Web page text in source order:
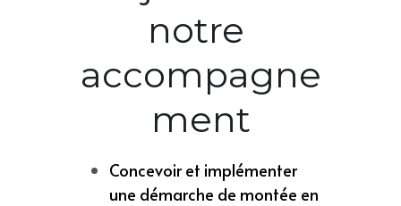
notre
accompagne
ment
Concevoir et implémenter
une démarche de montée en